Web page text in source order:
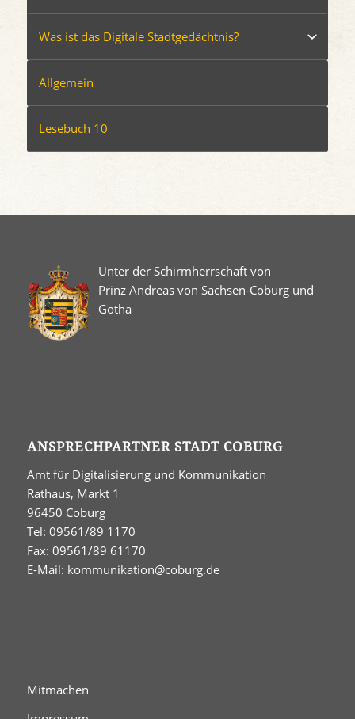
Was ist das Digitale Stadtgedächtnis?
Allgemein
Lesebuch 10
Unter der Schirmherrschaft von
Prinz Andreas von Sachsen-Coburg und
Gotha
ANSPRECHPARTNER STADT COBURG
Amt für Digitalisierung und Kommunikation
Rathaus, Markt 1
96450 Coburg
Tel: 09561/89 1170
Fax: 09561/89 61170
E-Mail: kommunikation@coburg.de
Mitmachen